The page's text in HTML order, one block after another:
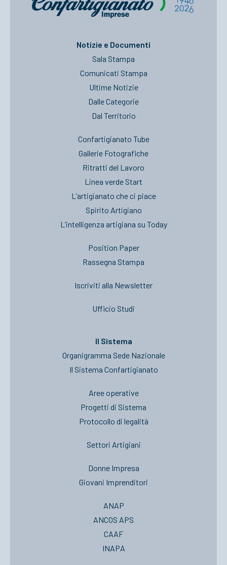
Notizie e Documenti
Sala Stampa
Comunicati Stampa
Ultime Notizie
Dalle Categorie
Dal Territorio
Confartigianato Tube
Gallerie Fotografiche
Ritratti del Lavoro
Linea verde Start
L’artigianato che ci piace
Spirito Artigiano
L’intelligenza artigiana su Today
Position Paper
Rassegna Stampa
Iscriviti alla Newsletter
Ufficio Studi
Il Sistema
Organigramma Sede Nazionale
Il Sistema Confartigianato
Aree operative
Progetti di Sistema
Protocollo di legalità
Settori Artigiani
Donne Impresa
Giovani Imprenditori
ANAP
ANCOS APS
CAAF
INAPA